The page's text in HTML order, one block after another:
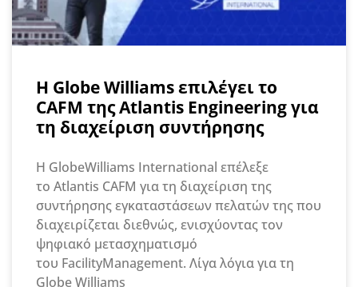
Η Globe Williams επιλέγει το
CAFM της Atlantis Engineering για
τη διαχείριση συντήρησης
Η GlobeWilliams International επέλεξε
το Atlantis CAFM για τη διαχείριση της
συντήρησης εγκαταστάσεων πελατών της που
διαχειρίζεται διεθνώς, ενισχύοντας τον
ψηφιακό μετασχηματισμό
του FacilityManagement. Λίγα λόγια για τη
Globe Williams